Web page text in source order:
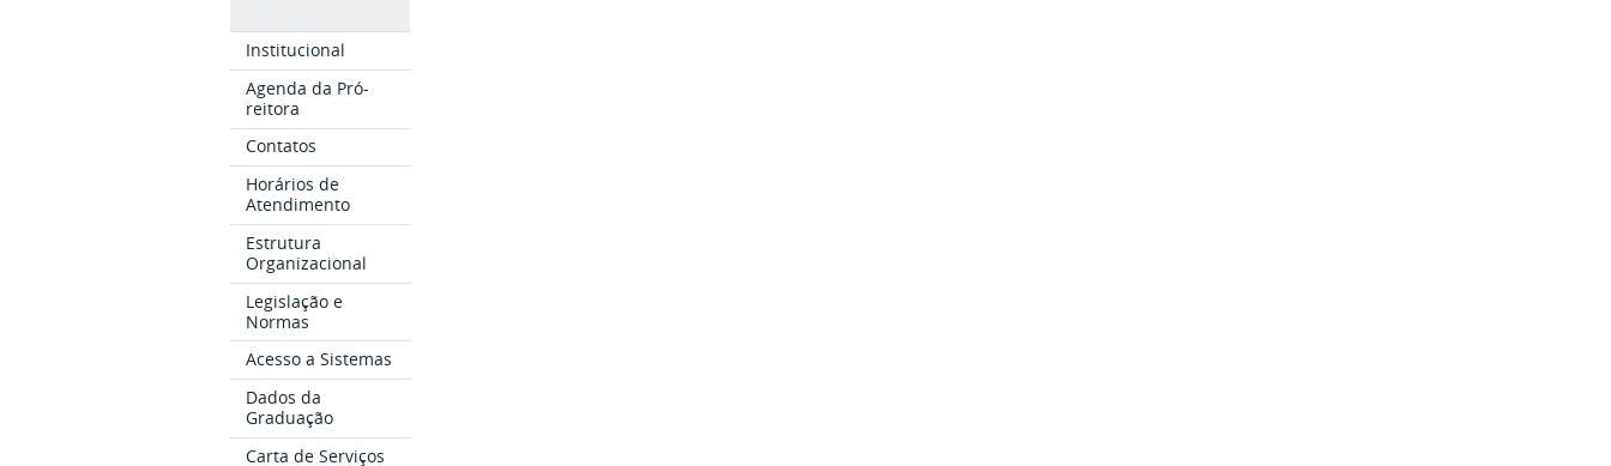
Institucional
Agenda da Pró-
reitora
Contatos
Horários de
Atendimento
Estrutura
Organizacional
Legislação e
Normas
Acesso a Sistemas
Dados da
Graduação
Carta de Serviços